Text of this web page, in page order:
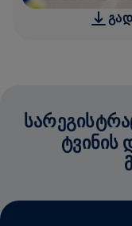
ᲢᲕᲘᲜᲘᲡ